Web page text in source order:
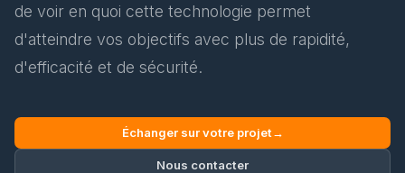
de voir en quoi cette technologie permet
d'atteindre vos objectifs avec plus de rapidité,
d'efficacité et de sécurité.
Échanger sur votre projet→
Nous contacter